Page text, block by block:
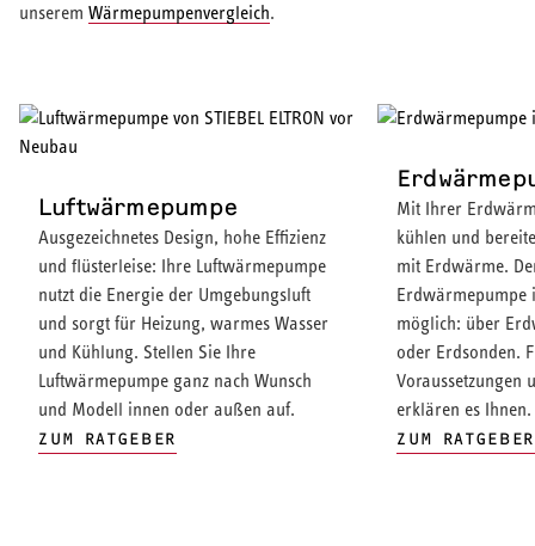
unserem Wärmepumpenvergleich.
Luftwärmepumpe
Ausgezeichnetes Design, hohe Effizienz
und flüsterleise: Ihre Luftwärmepumpe
nutzt die Energie der Umgebungsluft
und sorgt für Heizung, warmes Wasser
und Kühlung. Stellen Sie Ihre
Luftwärmepumpe ganz nach Wunsch
und Modell innen oder außen auf.
ZUM RATGEBER
Mit Ihrer
kühlen und
mit Erdwärme.
Erdwärmepumpe
möglich: über
oder Erdsonden.
Voraussetzungen
erklären es Ihnen.
ZUM RATGEBER